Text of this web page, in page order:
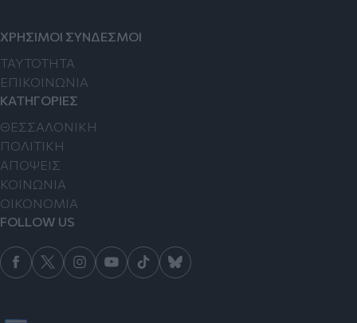
ΧΡΗΣΙΜΟΙ ΣΥΝΔΕΣΜΟΙ
TAYTOTHTA
ΕΠΙΚΟΙΝΩΝΙΑ
ΚΑΤΗΓΟΡΙΕΣ
ΘΕΣΣΑΛΟΝΙΚΗ
ΠΟΛΙΤΙΚΗ
ΑΠΟΨΕΙΣ
ΚΟΙΝΩΝΙΑ
ΟΙΚΟΝΟΜΙΑ
FOLLOW US